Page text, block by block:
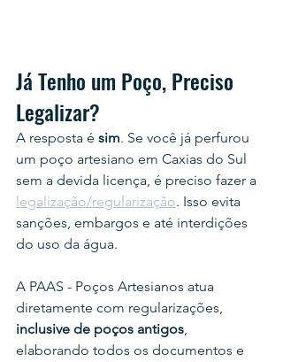
Já Tenho um Poço, Preciso
Legalizar?
A resposta é sim. Se você já perfurou
um poço artesiano em Caxias do Sul
sem a devida licença, é preciso fazer a
legalização/regularização. Isso evita
sanções, embargos e até interdições
do uso da água.
A PAAS - Poços Artesianos atua
diretamente com regularizações,
inclusive de poços antigos,
elaborando todos os documentos e